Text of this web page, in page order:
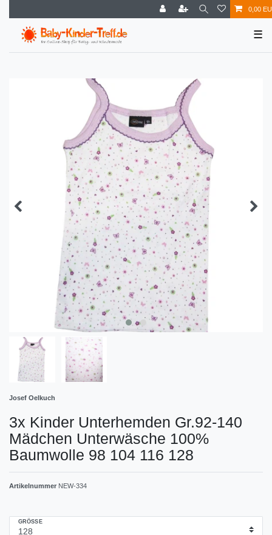
0,00
☰
Josef Oelkuch
3x Kinder Unterhemden Gr.92-140
Mädchen Unterwäsche 100%
Baumwolle 98 104 116 128
Artikelnummer NEW-334
GRÖSSE